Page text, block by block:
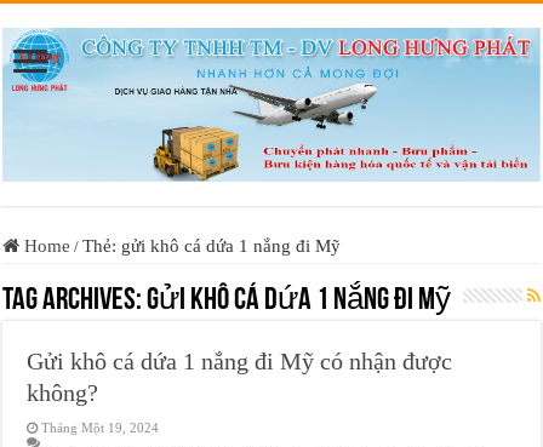
Home / Thẻ: gửi khô cá dứa 1 nắng đi Mỹ
Tag Archives:gửi khô cá dứa 1 nắng đi Mỹ
Gửi khô cá dứa 1 nắng đi Mỹ có nhận được
không?
Tháng Một 19, 2024